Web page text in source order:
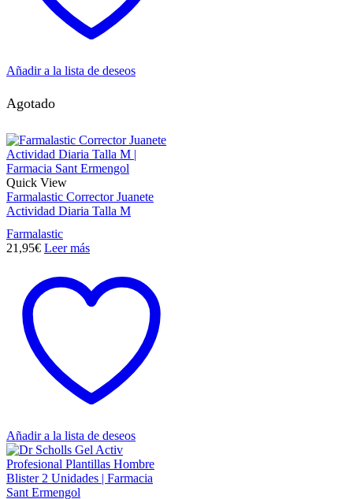
Añadir a la lista de deseos
Agotado
Quick View
Farmalastic Corrector Juanete
Actividad Diaria Talla M
Farmalastic
21,95€ Leer más
Añadir a la lista de deseos